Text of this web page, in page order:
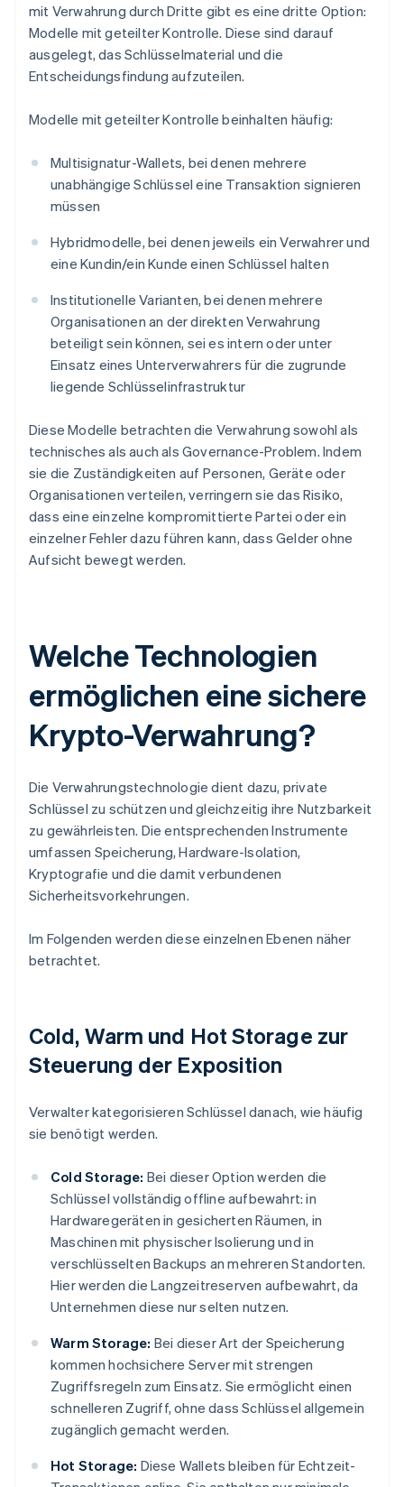
mit Verwahrung durch Dritte gibt es eine dritte Option:
Modelle mit geteilter Kontrolle. Diese sind darauf
ausgelegt, das Schlüsselmaterial und die
Entscheidungsfindung aufzuteilen.
Modelle mit geteilter Kontrolle beinhalten häufig:
Multisignatur-Wallets, bei denen mehrere
unabhängige Schlüssel eine Transaktion signieren
müssen
Hybridmodelle, bei denen jeweils ein Verwahrer und
eine Kundin/ein Kunde einen Schlüssel halten
Institutionelle Varianten, bei denen mehrere
Organisationen an der direkten Verwahrung
beteiligt sein können, sei es intern oder unter
Einsatz eines Unterverwahrers für die zugrunde
liegende Schlüsselinfrastruktur
Diese Modelle betrachten die Verwahrung sowohl als
technisches als auch als Governance-Problem. Indem
sie die Zuständigkeiten auf Personen, Geräte oder
Organisationen verteilen, verringern sie das Risiko,
dass eine einzelne kompromittierte Partei oder ein
einzelner Fehler dazu führen kann, dass Gelder ohne
Aufsicht bewegt werden.
Welche Technologien
ermöglichen eine sichere
Krypto-Verwahrung?
Die Verwahrungstechnologie dient dazu, private
Schlüssel zu schützen und gleichzeitig ihre Nutzbarkeit
zu gewährleisten. Die entsprechenden Instrumente
umfassen Speicherung, Hardware-Isolation,
Kryptografie und die damit verbundenen
Sicherheitsvorkehrungen.
Im Folgenden werden diese einzelnen Ebenen näher
betrachtet.
Cold, Warm und Hot Storage zur
Steuerung der Exposition
Verwalter kategorisieren Schlüssel danach, wie häufig
sie benötigt werden.
Cold Storage: Bei dieser Option werden die
Schlüssel vollständig offline aufbewahrt: in
Hardwaregeräten in gesicherten Räumen, in
Maschinen mit physischer Isolierung und in
verschlüsselten Backups an mehreren Standorten.
Hier werden die Langzeitreserven aufbewahrt, da
Unternehmen diese nur selten nutzen.
Warm Storage: Bei dieser Art der Speicherung
kommen hochsichere Server mit strengen
Zugriffsregeln zum Einsatz. Sie ermöglicht einen
schnelleren Zugriff, ohne dass Schlüssel allgemein
zugänglich gemacht werden.
Hot Storage: Diese Wallets bleiben für Echtzeit-